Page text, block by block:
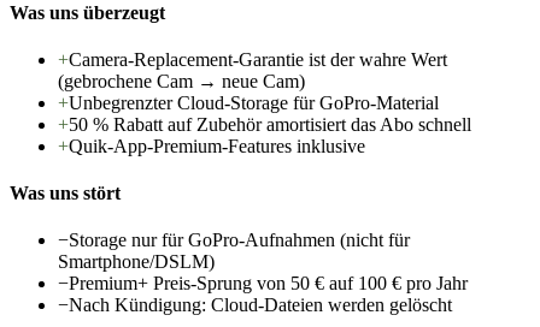
Was uns überzeugt
+Camera-Replacement-Garantie ist der wahre Wert
(gebrochene Cam → neue Cam)
+Unbegrenzter Cloud-Storage für GoPro-Material
+50 % Rabatt auf Zubehör amortisiert das Abo schnell
+Quik-App-Premium-Features inklusive
Was uns stört
−Storage nur für GoPro-Aufnahmen (nicht für
Smartphone/DSLM)
−Premium+ Preis-Sprung von 50 € auf 100 € pro Jahr
−Nach Kündigung: Cloud-Dateien werden gelöscht